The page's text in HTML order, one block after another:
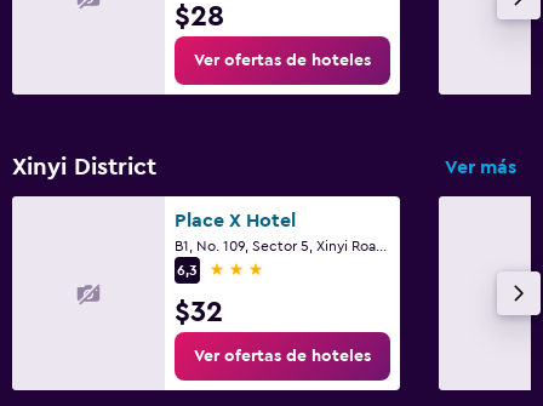
$28
Ver ofertas de hoteles
Xinyi District Ver más
Place X Hotel
6,3
3 estrellas
$32
Ver ofertas de hoteles